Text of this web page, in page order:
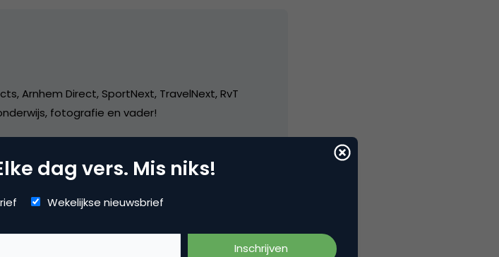
Arnhem Direct, SportNext, TravelNext, RvT
fotografie en vader!
dag vers. Mis niks!
Wekelijkse nieuwsbrief